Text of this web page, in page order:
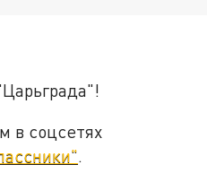
в соцсетях
.